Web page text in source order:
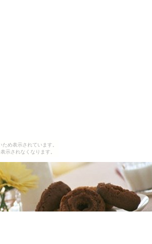
め表示されています。
示されなくなります。